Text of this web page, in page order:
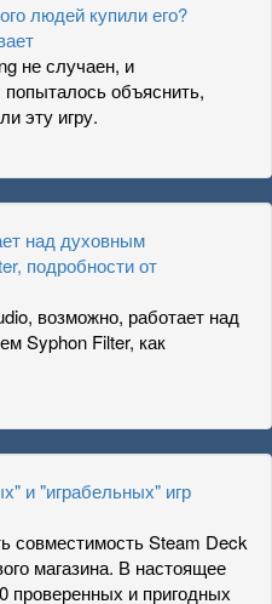
людей купили его?
не случаен, и
объяснить,
эту игру.
над духовным
подробности от
возможно, работает над
Syphon Filter, как
и "играбельных" игр
совместимость Steam Deck
магазина. В настоящее
проверенных и пригодных